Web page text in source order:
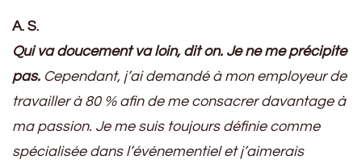
A. S.
Qui va doucement va loin, dit on. Je ne me précipite
pas. Cependant, j’ai demandé à mon employeur de
travailler à 80 % afin de me consacrer davantage à
ma passion. Je me suis toujours définie comme
spécialisée dans l’événementiel et j’aimerais